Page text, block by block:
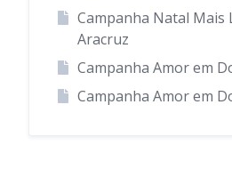
Campanha Natal Mais
Aracruz
Campanha Amor em
Campanha Amor em